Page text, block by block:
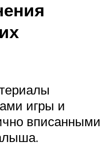
игры и
вписанными